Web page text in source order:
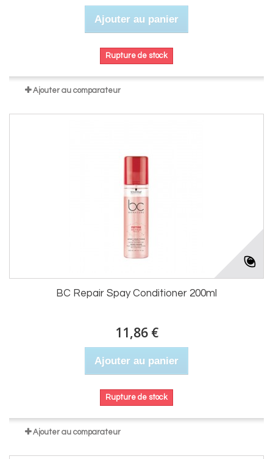
Ajouter au panier
Rupture de stock
Ajouter au comparateur
BC Repair Spay Conditioner 200ml
11,86 €
Ajouter au panier
Rupture de stock
Ajouter au comparateur